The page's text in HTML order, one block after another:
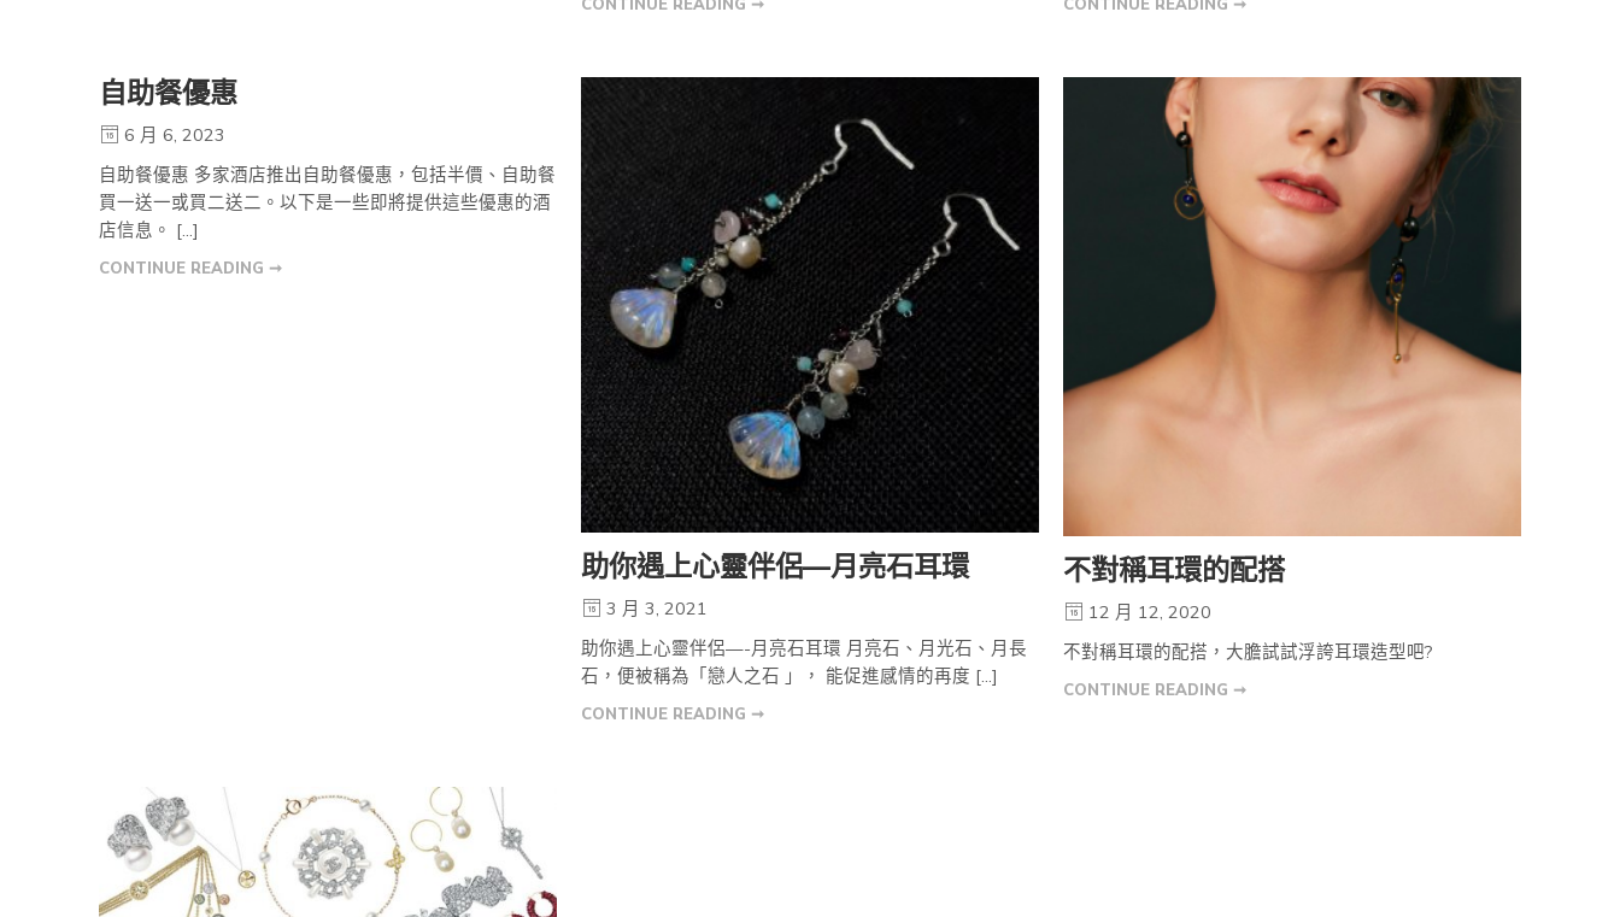
CONTINUE READING ➞ CONTINUE READING ➞
自助餐優惠
6 月 6, 2023
自助餐優惠 多家酒店推出自助餐優惠，包括半價、自助餐
買一送一或買二送二。以下是一些即將提供這些優惠的酒
店信息。 […]
CONTINUE READING ➞
助你遇上心靈伴侶—月亮石耳環
3 月 3, 2021
助你遇上心靈伴侶—-月亮石耳環 月亮石、月光石、月長
石，便被稱為「戀人之石 」， 能促進感情的再度 […]
CONTINUE READING ➞
不對稱耳環的配搭
12 月 12, 2020
不對稱耳環的配搭，大膽試試浮誇耳環造型吧?
CONTINUE READING ➞